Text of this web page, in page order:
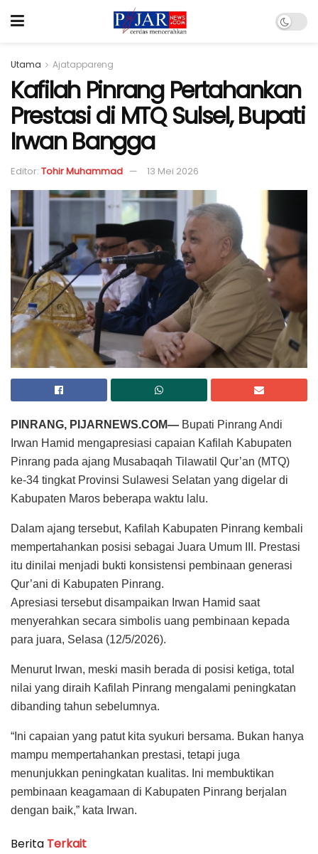
Utama Ajatappareng
Kafilah Pinrang Pertahankan
Prestasi di MTQ Sulsel, Bupati
Irwan Bangga
Editor: Tohir Muhammad 13 Mei 2026
PINRANG, PIJARNEWS.COM— Bupati Pinrang Andi
Irwan Hamid mengapresiasi capaian Kafilah Kabupaten
Pinrang pada ajang Musabaqah Tilawatil Qur’an (MTQ)
ke-34 tingkat Provinsi Sulawesi Selatan yang digelar di
Kabupaten Maros beberapa waktu lalu.
Dalam ajang tersebut, Kafilah Kabupaten Pinrang kembali
mempertahankan posisi sebagai Juara Umum III. Prestasi
itu dinilai menjadi bukti konsistensi pembinaan generasi
Qur’ani di Kabupaten Pinrang.
Apresiasi tersebut disampaikan Irwan Hamid saat
menyerahkan secara simbolis uang pembinaan kepada
para juara, Selasa (12/5/2026).
Menurut Irwan, meski masih berada di posisi ketiga, total
nilai yang diraih Kafilah Pinrang mengalami peningkatan
dibanding tahun sebelumnya.
“Ini capaian yang patut kita syukuri bersama. Bukan hanya
mampu mempertahankan prestasi, tetapi juga
menunjukkan peningkatan kualitas. Ini membuktikan
pembinaan keagamaan di Kabupaten Pinrang berjalan
dengan baik,” kata Irwan.
Berita Terkait